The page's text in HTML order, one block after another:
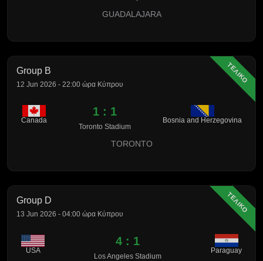
GUADALAJARA
ΤΕΛΙΚΟ
Group B
12 Jun 2026 - 22:00 ώρα Κύπρου
Canada
1 : 1
Toronto Stadium
Bosnia and Herzegovina
TORONTO
ΤΕΛΙΚΟ
Group D
13 Jun 2026 - 04:00 ώρα Κύπρου
USA
4 : 1
Los Angeles Stadium
Paraguay